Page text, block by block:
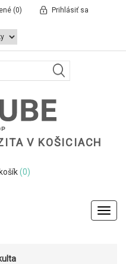
(0) Prihlásiť sa
V KOŠICIACH
(0)